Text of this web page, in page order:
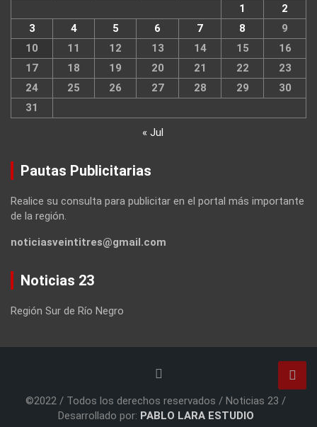
1
2
3
4 5 6 7 8
9
10
11 12 13 14 15
16
17
18 19 20 21 22
23
24
25 26 27 28 29
30
31
« Jul
Pautas Publicitarias
Realice su consulta para publicitar en el portal más importante
de la región.
noticiasveintitres@gmail.com
Noticias 23
Región Sur de Río Negro
©2022 / Todos los derechos reservados / Noticias 23 /
Desarrollado por: PABLO LARA ESTUDIO